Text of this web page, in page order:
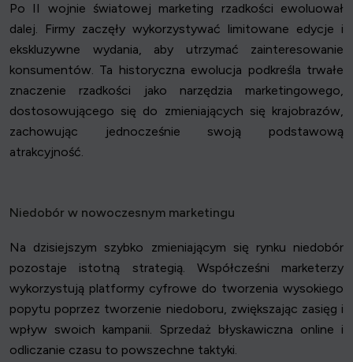
Po II wojnie światowej marketing rzadkości ewoluował
dalej. Firmy zaczęły wykorzystywać limitowane edycje i
ekskluzywne wydania, aby utrzymać zainteresowanie
konsumentów. Ta historyczna ewolucja podkreśla trwałe
znaczenie rzadkości jako narzędzia marketingowego,
dostosowującego się do zmieniających się krajobrazów,
zachowując jednocześnie swoją podstawową
atrakcyjność.
Niedobór w nowoczesnym marketingu
Na dzisiejszym szybko zmieniającym się rynku niedobór
pozostaje istotną strategią. Współcześni marketerzy
wykorzystują platformy cyfrowe do tworzenia wysokiego
popytu poprzez tworzenie niedoboru, zwiększając zasięg i
wpływ swoich kampanii. Sprzedaż błyskawiczna online i
odliczanie czasu to powszechne taktyki.